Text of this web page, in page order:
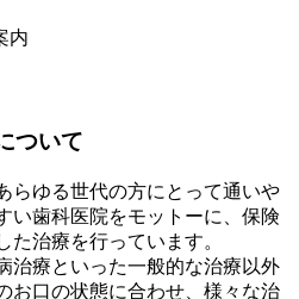
内
ついて
らゆる世代の方にとって通いや
い歯科医院をモットーに、保険
た治療を行っています。
治療といった一般的な治療以外
お口の状態に合わせ、様々な治